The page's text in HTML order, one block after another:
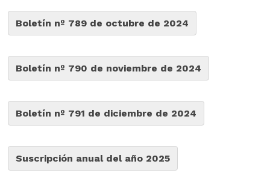
Boletín nº 789 de octubre de 2024
Boletín nº 790 de noviembre de 2024
Boletín nº 791 de diciembre de 2024
Suscripción anual del año 2025